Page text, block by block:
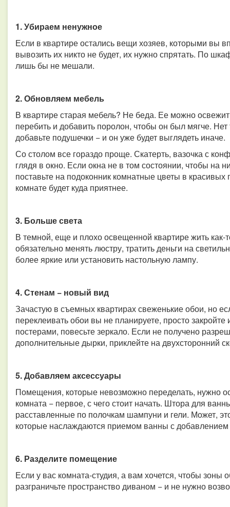
1. Убираем ненужное
Если в квартире остались вещи хозяев, которыми вы
вывозить их никто не будет, их нужно спрятать. По
лишь бы не мешали.
2. Обновляем мебель
В квартире старая мебель? Не беда. Ее можно
перебить и добавить поролон, чтобы он был мягче.
добавьте подушечки − и он уже будет выглядеть иначе.
Со столом все гораздо проще. Скатерть, вазочка с
глядя в окно. Если окна не в том состоянии, чтобы на
поставьте на подоконник комнатные цветы в
комнате будет куда приятнее.
3. Больше света
В темной, еще и плохо освещенной квартире жить
обязательно менять люстру, тратить деньги на
более яркие или установить настольную лампу.
4. Стенам − новый вид
Зачастую в съемных квартирах свеженькие обои, но
переклеивать обои вы не планируете, просто
постерами, повесьте зеркало. Если не получено
дополнительные дырки, приклейте на двухсторонний
5. Добавляем аксессуары
Помещения, которые невозможно переделать, нужно
комната − первое, с чего стоит начать. Штора для
расставленные по полочкам шампуни и гели. Может,
которые наслаждаются приемом ванны с добавлением
6. Разделите помещение
Если у вас комната-студия, а вам хочется, чтобы
разграничьте пространство диваном − и не нужно